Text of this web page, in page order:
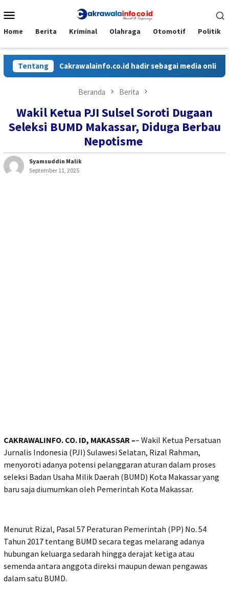
ke
Mobile
Home Berita Kriminal Olahraga Otomotif Politik
TentangCakrawalainfo.co.id hadir sebagai media online
Beranda Berita
Wakil Ketua PJI Sulsel Soroti Dugaan
Seleksi BUMD Makassar, Diduga Berbau
Nepotisme
Syamsuddin Malik
September 11, 2025
CAKRAWALINFO. CO. ID, MAKASSAR –– Wakil Ketua Persatuan
Jurnalis Indonesia (PJI) Sulawesi Selatan, Rizal Rahman,
menyoroti adanya potensi pelanggaran aturan dalam proses
seleksi Badan Usaha Milik Daerah (BUMD) Kota Makassar yang
baru saja diumumkan oleh Pemerintah Kota Makassar.
Menurut Rizal, Pasal 57 Peraturan Pemerintah (PP) No. 54
Tahun 2017 tentang BUMD secara tegas melarang adanya
hubungan keluarga sedarah hingga derajat ketiga atau
semenda antara anggota direksi maupun dewan pengawas
dalam satu BUMD.